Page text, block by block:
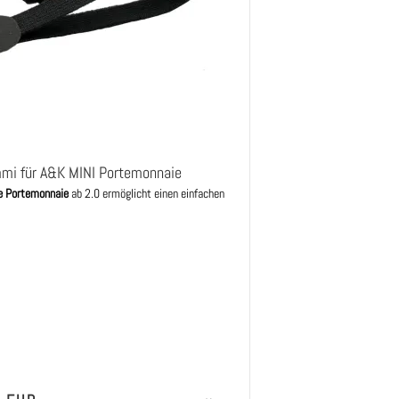
für A&K MINI Portemonnaie
Portemonnaieab 2.0 ermöglicht einen einfachen